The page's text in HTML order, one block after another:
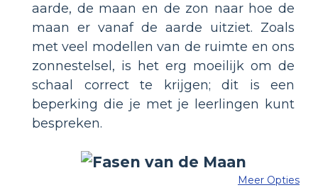
aarde, de maan en de zon naar hoe de
maan er vanaf de aarde uitziet. Zoals
met veel modellen van de ruimte en ons
zonnestelsel, is het erg moeilijk om de
schaal correct te krijgen; dit is een
beperking die je met je leerlingen kunt
bespreken.
Meer Opties